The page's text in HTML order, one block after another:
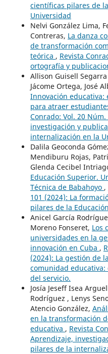
científicas pilares de
Universidad
Nelvi González Lima,
Contreras, La danza
de transformación
teórica , Revista
ortografía y
Allison Guisell
Jácome Ortega, José
Innovación
para atraer
Conrado: Vol. 20
investigación y
internalización en la
Dalila Geoconda
Mendiburu Rojas,
Glenda Cecibel
Educación Superior.
Técnica de Babahoyo ,
101 (2024): La
pilares de la
Anicel García
Moreno Fonseret, Los
universidades en la
innovación en Cuba ,
(2024): La gestión de
comunidad
del servicio.
Josía Jeseff Isea
Rodríguez , Lenys
Atencio González,
en la transformación
educativa , Revista
Aprendizaje,
pilares de la